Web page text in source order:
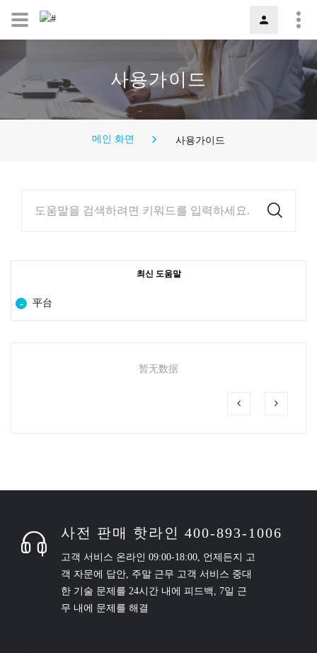
사용가이드
메인 화면 사용가이드
도움말을 검색하려면 키워드를 입력하세요.
최신 도움말
平台
暂无数据
사전 판매 핫라인 400-893-1006
고객 서비스 온라인 09:00-18:00, 언제든지 고
객 자문에 답안, 주말 근무 고객 서비스 중대
한 기술 문제를 24시간 내에 피드백, 7일 근
무 내에 문제를 해결